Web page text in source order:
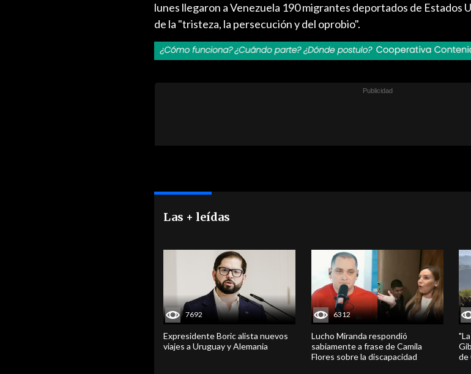
lunes llegaron a Venezuela 190 migrantes deportados de Estados
de la "tristeza, la persecución y del oprobio".
Las + leídas
7692
Expresidente Boric alista nuevos
viajes a Uruguay y Alemania
6312
Lucho Miranda respondió
sabiamente a frase de Camila
Flores sobre la discapacidad
de